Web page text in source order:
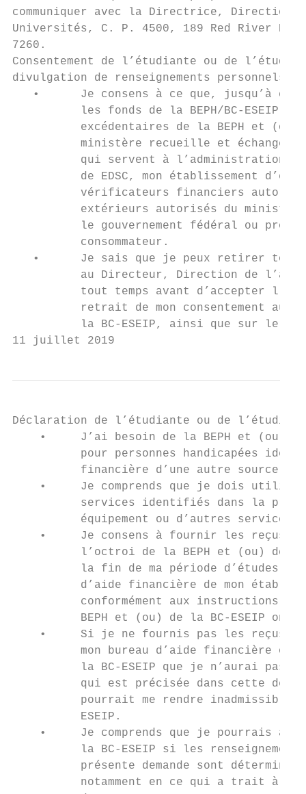
communiquer avec la Directrice, Direction
Universités, C. P. 4500, 189 Red River
7260.
Consentement de l’étudiante ou de
divulgation de renseignements personnels
•      Je consens à ce que, jusqu’à ce
les fonds de la BEPH/BC-ESEIP
excédentaires de la BEPH et
ministère recueille et échange,
qui servent à l’administration
de EDSC, mon établissement
vérificateurs financiers
extérieurs autorisés du
le gouvernement fédéral ou
          consommateur.
•      Je sais que je peux retirer
au Directeur, Direction de
tout temps avant d’accepter
retrait de mon consentement
la BC-ESEIP, ainsi que sur le
11 juillet 2019
Déclaration de l’étudiante ou de l’étudiant
•     J’ai besoin de la BEPH et (ou)
pour personnes handicapées
financière d’une autre source
•     Je comprends que je dois
services identifiés dans la
équipement ou d’autres services
•     Je consens à fournir les reçus
l’octroi de la BEPH et (ou) de
la fin de ma période d’études
d’aide financière de mon
conformément aux instructions
BEPH et (ou) de la BC-ESEIP ont
•     Si je ne fournis pas les reçus
mon bureau d’aide financière ou
la BC-ESEIP que je n’aurai pas
qui est précisée dans cette
pourrait me rendre inadmissible
          ESEIP.
•     Je comprends que je pourrais
la BC-ESEIP si les
présente demande sont
notamment en ce qui a trait à